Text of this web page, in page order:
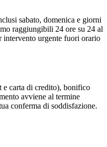
sabato, domenica e giorni
raggiungibili 24 ore su 24 al
intervento urgente fuori orario
e carta di credito), bonifico
avviene al termine
conferma di soddisfazione.